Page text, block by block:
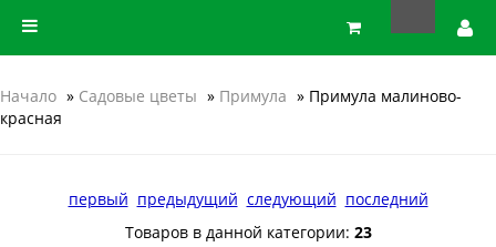
Начало » Садовые цветы » Примула » Примула малиново-
красная
первый предыдущий следующий последний
Товаров в данной категории: 23